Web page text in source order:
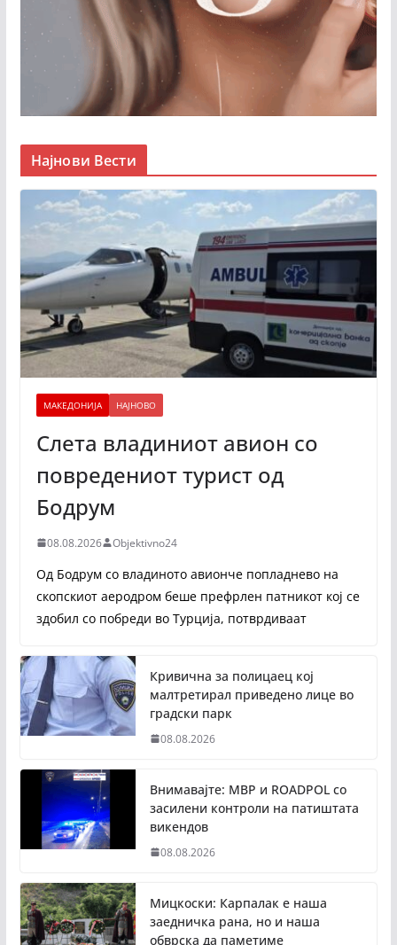
Најнови Вести
МАКЕДОНИЈА НАЈНОВО
Слета владиниот авион со
повредениот турист од
Бодрум
08.08.2026 Objektivno24
Од Бодрум со владиното авионче попладнево на
скопскиот аеродром беше префрлен патникот кој се
здобил со побреди во Турција, потврдиваат
Кривична за полицаец кој
малтретирал приведено лице во
градски парк
08.08.2026
Внимавајте: МВР и ROADPOL со
засилени контроли на патиштата
викендов
08.08.2026
Мицкоски: Карпалак е наша
заедничка рана, но и наша
обврска да паметиме